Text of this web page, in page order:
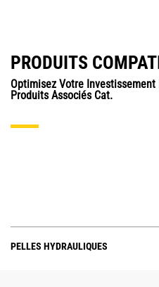
PRODUITS
Optimisez Votre Investissement
Produits Associés Cat.
PELLES HYDRAULIQUES